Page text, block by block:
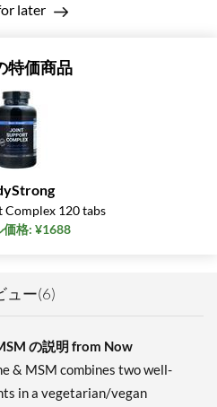
later
特価商品
Complex 120 tabs
価格: ¥1688
ュー(6)
の説明 from Now
& MSM combines two well-
in a vegetarian/vegan